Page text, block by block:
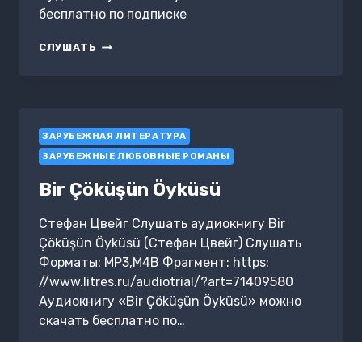
бесплатно по подписке
СЛУШАТЬ MECBURIYET
ЗАРУБЕЖНАЯ ЛИТЕРАТУРА
ЗАРУБЕЖНЫЕ ЛЮБОВНЫЕ РОМАНЫ
Bir Çöküşün Öyküsü
Стефан Цвейг Слушать аудиокнигу Bir
Çöküşün Öyküsü (Стефан Цвейг) Слушать
Форматы: MP3,M4B Фрагмент: https:
//www.litres.ru/audiotrial/?art=71409580
Аудиокнигу «Bir Çöküşün Öyküsü» можно
скачать бесплатно по…